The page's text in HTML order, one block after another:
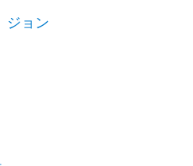
ジョン